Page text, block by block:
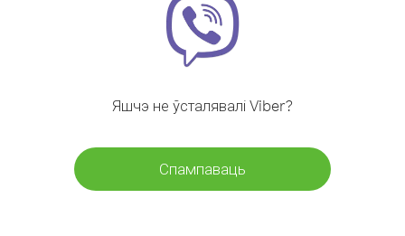
Яшчэ не ўсталявалі Viber?
Спампаваць